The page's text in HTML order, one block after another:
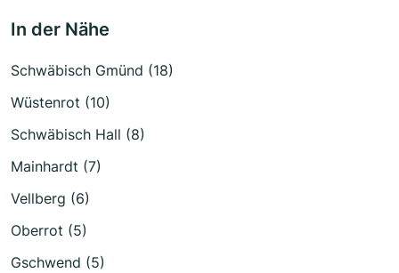
In der Nähe
Schwäbisch Gmünd (18)
Wüstenrot (10)
Schwäbisch Hall (8)
Mainhardt (7)
Vellberg (6)
Oberrot (5)
Gschwend (5)